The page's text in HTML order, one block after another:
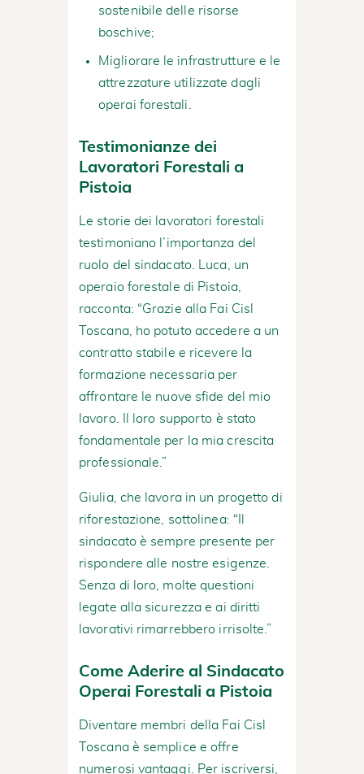
sostenibile delle risorse
boschive;
Migliorare le infrastrutture e le
attrezzature utilizzate dagli
operai forestali.
Testimonianze dei
Lavoratori Forestali a
Pistoia
Le storie dei lavoratori forestali
testimoniano l’importanza del
ruolo del sindacato. Luca, un
operaio forestale di Pistoia,
racconta: “Grazie alla Fai Cisl
Toscana, ho potuto accedere a un
contratto stabile e ricevere la
formazione necessaria per
affrontare le nuove sfide del mio
lavoro. Il loro supporto è stato
fondamentale per la mia crescita
professionale.”
Giulia, che lavora in un progetto di
riforestazione, sottolinea: “Il
sindacato è sempre presente per
rispondere alle nostre esigenze.
Senza di loro, molte questioni
legate alla sicurezza e ai diritti
lavorativi rimarrebbero irrisolte.”
Come Aderire al Sindacato
Operai Forestali a Pistoia
Diventare membri della Fai Cisl
Toscana è semplice e offre
numerosi vantaggi. Per iscriversi,